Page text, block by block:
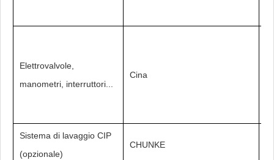
Elettrovalvole,
manometri, interruttori...
Cina
Sistema di lavaggio CIP
(opzionale)
CHUNKE